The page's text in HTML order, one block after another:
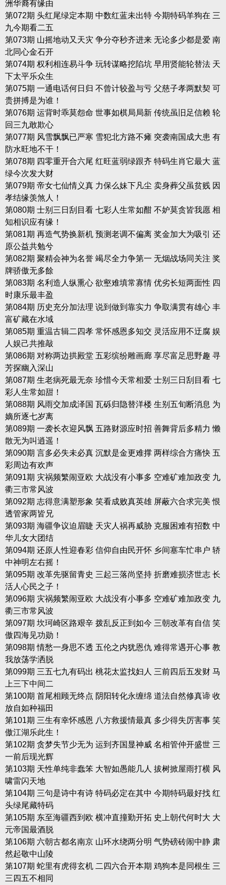
洲华裔有缘由
第072期 头红尾绿定本期 中数红蓝未出特 今期特码羊狗在 三
九今期看二五
第073期 山摇地动又天灾 争分夺秒齐进来 无论多少都是爱 南
北同心金石开
第074期 权利相连易斗争 玩转谋略挖陷坑 早用贤能轮替法 天
下太平乐众生
第075期 一通电话何日归 不曾计较盈与亏 父慈子孝两默契 可
贵拼搏是为谁！
第076期 运背时乖莫怨命 世事如棋局局新 传统虽旧足信赖 轮
回三九敢欺心
第077期 风雪飘飘已严寒 雪犯北方路不瘫 突袭南国成大患 有
防水旺地不干！
第078期 四零重开合六尾 红旺蓝弱绿跟齐 特码生肖它最大 蓝
绿今次发大财
第079期 帝女七仙情义真 力保么妹下凡尘 卖身葬父虽贫贱 因
孝结缘羡煞人！
第080期 士别三日刮目看 七彩人生常如酣 不妒莫贪皆我愿 相
知相识应有缘！
第081期 再造气势换新机 预测老调不偏离 奖金加大为吸引 还
原公益共勉兮
第082期 聚精会神为名誉 竭尽全力争第一 无烟战场同关注 奖
牌骄傲无多餘
第083期 名利造人纵熏心 欲壑难填常寡情 优劣长短两面性 四
时康乐最丰盈
第084期 历史充分加法理 说到做到靠实力 争取满贯有雄心 丰
富矿藏在水域
第085期 重温古辑二四孝 常怀感恩多知交 灵活应用不迂腐 娱
人娱己共推敲
第086期 对称两边拱殿堂 五彩缤纷雕画廊 享尽富足思野趣 寻
芳探幽入深山
第087期 生老病死最无奈 珍惜今天常相爱 士别三日刮目看 七
彩人生常如甜！
第088期 风雨交加成泽国 瓦砾归隐替洋楼 生别五旬断消息 为
嫡所逐七岁离
第089期 一袭长衣迎风飘 五路财源应时招 善舞背后多精力 懒
散无为叫逍遥！
第090期 言多必失未必真 沉默是金更难撑 两样综合方痛快 五
彩周边有欢声
第091期 灾祸频繁闹亚欧 大战没有小事多 空难矿难加政变 九
衢三市常风波
第092期 志得意满塑形象 笑看成败真英雄 屏蔽六合求完美 恨
透管家两皆兄
第093期 海疆争议迫眉睫 天灾人祸再威胁 克服困难有招数 中
华儿女大团结
第094期 还原人性迎春彩 信仰自由民开怀 乡间塞车忙串户 轿
中神明左右摇！
第095期 改革先驱留青史 三起三落尚坚持 折磨难损济世志 长
活人心民之子！
第096期 灾祸频繁闹亚欧 大战没有小事多 空难矿难加政变 九
衢三市常风波
第097期 坎珂崎区路艰辛 拨乱反正到如今 三朝改革有自信 笑
傲四海见功勋！
第098期 情愁一身思不透 五伦之内犹恩仇 难得常遇开心事 教
我放荡学洒脱
第099期 三五七九有码出 桃花太监找妇人 三前四后五发财 马
上三下中间二
第100期 首尾相顾无终点 阴阳转化永缠绵 道法自然修真谛 收
放自如种福田
第101期 三生有幸怀感恩 八方救援情最真 多少得失厉害事 笑
傲江湖乐此生！
第102期 贪梦失节少无为 运到齐国显神威 名相管仲开盛世 三
一前后现光辉
第103期 天性单纯非蠢笨 大智如愚能几人 拔树掀屋雨打横 风
啸雷闪天地
第104期 三句是诗中有诗 特码必定在其中 今期特码最好找 红
头绿尾藏特码
第105期 东至海疆西到欧 横冲直撞勤开拓 史上朝代何时大 大
元帝国最酒脱
第106期 六朝古都名南京 山环水绕两分明 气势磅砖闹中静 肃
然起敬中山陵
第107期 蛇里有虎得玄机 二四六合开本期 鸡狗本是同根生 三
三四五不相同